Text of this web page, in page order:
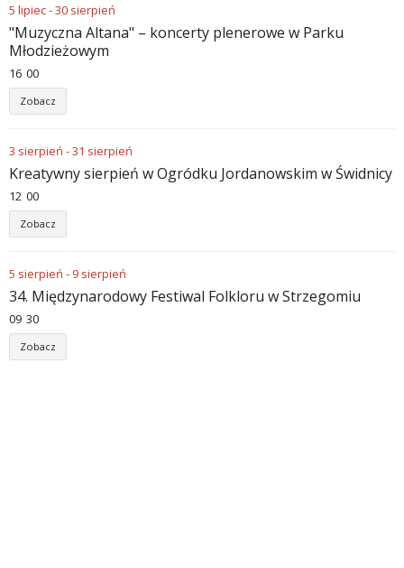
5 lipiec-30 sierpień
"Muzyczna Altana" – koncerty plenerowe w Parku
Młodzieżowym
16 00
Zobacz
3 sierpień -31 sierpień
Kreatywny sierpień w Ogródku Jordanowskim w Świdnicy
12 00
Zobacz
5 sierpień - 9 sierpień
34. Międzynarodowy Festiwal Folkloru w Strzegomiu
09 30
Zobacz